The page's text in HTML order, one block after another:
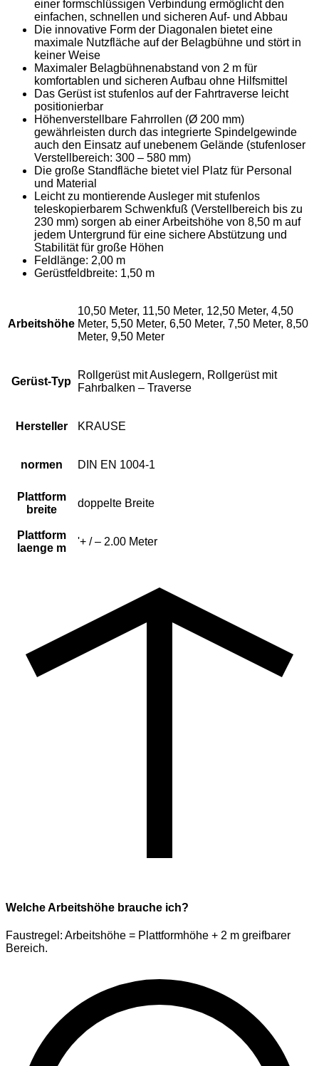
einer formschlüssigen Verbindung ermöglicht den
einfachen, schnellen und sicheren Auf- und Abbau
Die innovative Form der Diagonalen bietet eine
maximale Nutzfläche auf der Belagbühne und stört in
keiner Weise
Maximaler Belagbühnenabstand von 2 m für
komfortablen und sicheren Aufbau ohne Hilfsmittel
Das Gerüst ist stufenlos auf der Fahrtraverse leicht
positionierbar
Höhenverstellbare Fahrrollen (Ø 200 mm)
gewährleisten durch das integrierte Spindelgewinde
auch den Einsatz auf unebenem Gelände (stufenloser
Verstellbereich: 300 – 580 mm)
Die große Standfläche bietet viel Platz für Personal
und Material
Leicht zu montierende Ausleger mit stufenlos
teleskopierbarem Schwenkfuß (Verstellbereich bis zu
230 mm) sorgen ab einer Arbeitshöhe von 8,50 m auf
jedem Untergrund für eine sichere Abstützung und
Stabilität für große Höhen
Feldlänge: 2,00 m
Gerüstfeldbreite: 1,50 m
Arbeitshöhe
10,50 Meter, 11,50 Meter, 12,50 Meter, 4,50
Meter, 5,50 Meter, 6,50 Meter, 7,50 Meter, 8,50
Meter, 9,50 Meter
Gerüst-Typ
Rollgerüst mit Auslegern, Rollgerüst mit
Fahrbalken – Traverse
Hersteller KRAUSE
normen DIN EN 1004-1
Plattform
breite
doppelte Breite
Plattform
laenge m
'+ / – 2.00 Meter
Welche Arbeitshöhe brauche ich?
Faustregel: Arbeitshöhe = Plattformhöhe + 2 m greifbarer
Bereich.